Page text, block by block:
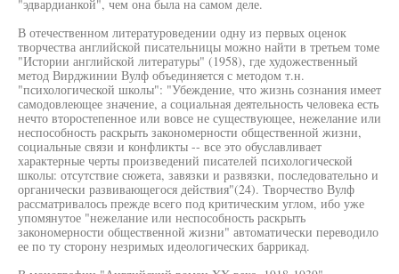
"эдвардианкой", чем она была на самом деле.
В отечественном литературоведении одну из первых оценок
творчества английской писательницы можно найти в третьем томе
"Истории английской литературы" (1958), где художественный
метод Вирджинии Вулф объединяется с методом т.н.
"психологической школы": "Убеждение, что жизнь сознания имеет
самодовлеющее значение, а социальная деятельность человека есть
нечто второстепенное или вовсе не существующее, нежелание или
неспособность раскрыть закономерности общественной жизни,
социальные связи и конфликты -- все это обуславливает
характерные черты произведений писателей психологической
школы: отсутствие сюжета, завязки и развязки, последовательно и
органически развивающегося действия"(24). Творчество Вулф
рассматривалось прежде всего под критическим углом, ибо уже
упомянутое "нежелание или неспособность раскрыть
закономерности общественной жизни" автоматически переводило
ее по ту сторону незримых идеологических баррикад.